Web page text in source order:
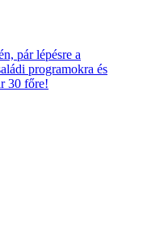
pár lépésre a
programokra és
30 főre!